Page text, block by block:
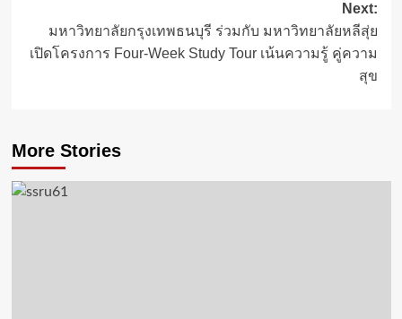
Next:
มหาวิทยาลัยกรุงเทพธนบุรี ร่วมกับ มหาวิทยาลัยหลีสุ่ย
เปิดโครงการ Four-Week Study Tour เน้นความรู้ คู่ความ
สุข
More Stories